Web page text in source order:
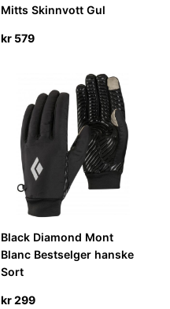
Mitts Skinnvott Gul
kr579
Black Diamond Mont
Blanc Bestselger hanske
Sort
kr299